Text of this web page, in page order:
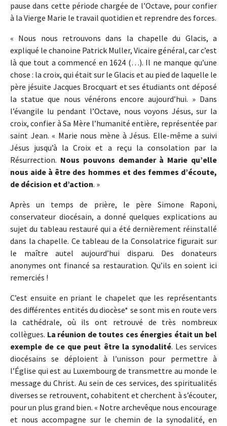
pause dans cette période chargée de l’Octave, pour confier
à la Vierge Marie le travail quotidien et reprendre des forces.
« Nous nous retrouvons dans la chapelle du Glacis, a
expliqué le chanoine Patrick Muller, Vicaire général, car c’est
là que tout a commencé en 1624 (…). Il ne manque qu’une
chose : la croix, qui était sur le Glacis et au pied de laquelle le
père jésuite Jacques Brocquart et ses étudiants ont déposé
la statue que nous vénérons encore aujourd’hui. » Dans
l’évangile lu pendant l’Octave, nous voyons Jésus, sur la
croix, confier à Sa Mère l’humanité entière, représentée par
saint Jean. « Marie nous mène à Jésus. Elle-même a suivi
Jésus jusqu’à la Croix et a reçu la consolation par la
Résurrection. Nous pouvons demander à Marie qu’elle
nous aide à être des hommes et des femmes d’écoute,
de décision et d’action. »
Après un temps de prière, le père Simone Raponi,
conservateur diocésain, a donné quelques explications au
sujet du tableau restauré qui a été dernièrement réinstallé
dans la chapelle. Ce tableau de la Consolatrice figurait sur
le maître autel aujourd’hui disparu. Des donateurs
anonymes ont financé sa restauration. Qu’ils en soient ici
remerciés !
C’est ensuite en priant le chapelet que les représentants
des différentes entités du diocèse* se sont mis en route vers
la cathédrale, où ils ont retrouvé de très nombreux
collègues. La réunion de toutes ces énergies était un bel
exemple de ce que peut être la synodalité. Les services
diocésains se déploient à l’unisson pour permettre à
l’Église qui est au Luxembourg de transmettre au monde le
message du Christ. Au sein de ces services, des spiritualités
diverses se retrouvent, cohabitent et cherchent à s’écouter,
pour un plus grand bien. « Notre archevêque nous encourage
et nous accompagne sur le chemin de la synodalité, en